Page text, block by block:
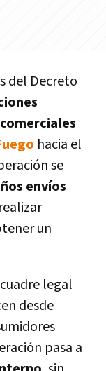
del Decreto
hacia el
se
envíos
un
legal
desde
pasa a